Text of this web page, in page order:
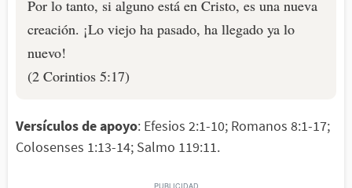
Por lo tanto, si alguno está en Cristo, es una nueva
creación. ¡Lo viejo ha pasado, ha llegado ya lo
nuevo!
(2 Corintios 5:17)
Versículos de apoyo: Efesios 2:1-10; Romanos 8:1-17;
Colosenses 1:13-14; Salmo 119:11.